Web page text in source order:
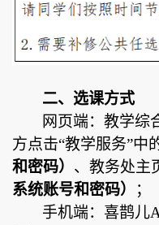
二、选课方式
网页端：教学综
方点击“教学服务”中
和密码） 、 教务处主
系统账号和密码）
；
手机端：喜鹊儿